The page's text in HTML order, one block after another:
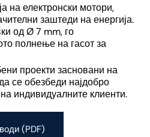
на електронски мотори,
заштеди на енергија.
од Ø 7 mm, го
полнење на гасот за
проекти засновани на
се обезбеди најдобро
индивидуалните клиенти.
(PDF)